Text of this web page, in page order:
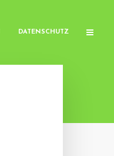
DATENSCHUTZ